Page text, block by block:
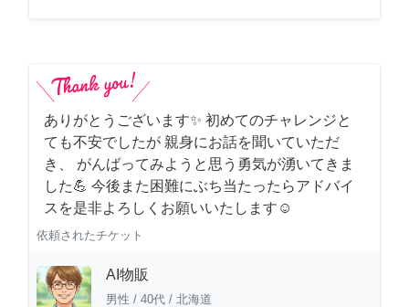
ありがとうございます✨ 初めてのチャレンジと
ても不安でしたが 親身にお話を聞いていただ
き、 がんばってみようと思う勇気が湧いてきま
した💪 今後また困難にぶち当たったらアドバイ
スを是非よろしくお願いいたします☺️
依頼されたチケット
AI物販
男性 / 40代 / 北海道